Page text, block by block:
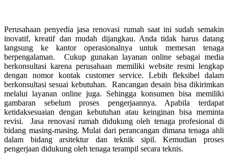
Perusahaan penyedia jasa renovasi rumah saat ini sudah semakin
inovatif, kreatif dan mudah dijangkau. Anda tidak harus datang
langsung ke kantor operasionalnya untuk memesan tenaga
berpengalaman. Cukup gunakan layanan online sebagai media
berkonsultasi karena perusahaan memiliki website resmi lengkap
dengan nomor kontak customer service. Lebih fleksibel dalam
berkonsultasi sesuai kebutuhan. Rancangan desain bisa dikirimkan
melalui layanan online juga. Sehingga konsumen bisa memiliki
gambaran sebelum proses pengerjaannya. Apabila terdapat
ketidaksesuaian dengan kebutuhan atau keinginan bisa meminta
revisi. Jasa renovasi rumah didukung oleh tenaga profesional di
bidang masing-masing. Mulai dari perancangan dimana tenaga ahli
dalam bidang arsitektur dan teknik sipil. Kemudian proses
pengerjaan didukung oleh tenaga terampil secara teknis.